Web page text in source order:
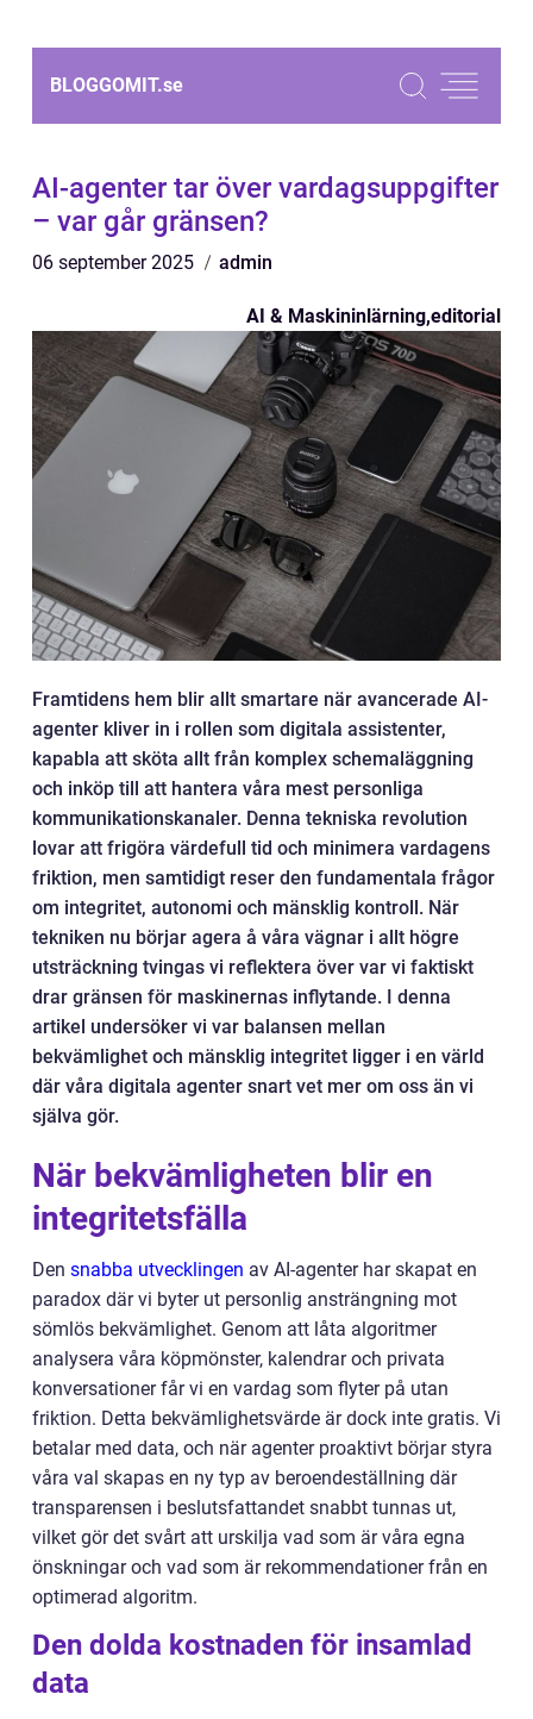
BLOGGOMIT.se
AI-agenter tar över vardagsuppgifter
– var går gränsen?
06 september 2025 admin
AI & Maskininlärning,editorial
Framtidens hem blir allt smartare när avancerade AI-
agenter kliver in i rollen som digitala assistenter,
kapabla att sköta allt från komplex schemaläggning
och inköp till att hantera våra mest personliga
kommunikationskanaler. Denna tekniska revolution
lovar att frigöra värdefull tid och minimera vardagens
friktion, men samtidigt reser den fundamentala frågor
om integritet, autonomi och mänsklig kontroll. När
tekniken nu börjar agera å våra vägnar i allt högre
utsträckning tvingas vi reflektera över var vi faktiskt
drar gränsen för maskinernas inflytande. I denna
artikel undersöker vi var balansen mellan
bekvämlighet och mänsklig integritet ligger i en värld
där våra digitala agenter snart vet mer om oss än vi
själva gör.
När bekvämligheten blir en
integritetsfälla
Den snabba utvecklingen av AI-agenter har skapat en
paradox där vi byter ut personlig ansträngning mot
sömlös bekvämlighet. Genom att låta algoritmer
analysera våra köpmönster, kalendrar och privata
konversationer får vi en vardag som flyter på utan
friktion. Detta bekvämlighetsvärde är dock inte gratis. Vi
betalar med data, och när agenter proaktivt börjar styra
våra val skapas en ny typ av beroendeställning där
transparensen i beslutsfattandet snabbt tunnas ut,
vilket gör det svårt att urskilja vad som är våra egna
önskningar och vad som är rekommendationer från en
optimerad algoritm.
Den dolda kostnaden för insamlad
data